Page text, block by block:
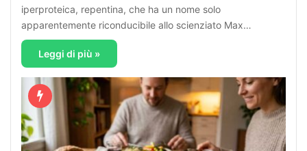
iperproteica, repentina, che ha un nome solo
apparentemente riconducibile allo scienziato Max…
Leggi di più »